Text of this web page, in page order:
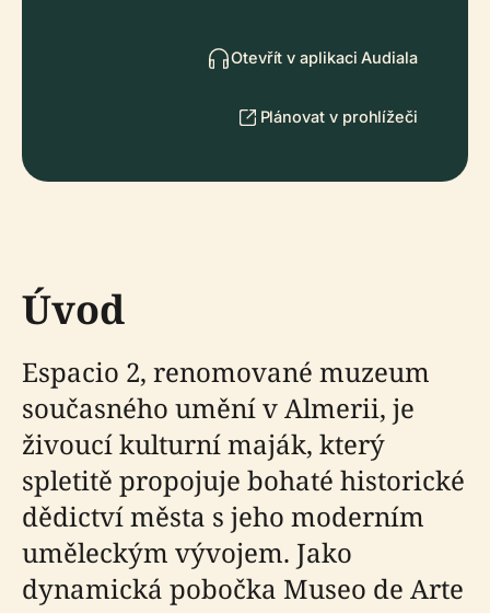
Otevřít v aplikaci Audiala
Plánovat v prohlížeči
Úvod
Espacio 2, renomované muzeum
současného umění v Almerii, je
živoucí kulturní maják, který
spletitě propojuje bohaté historické
dědictví města s jeho moderním
uměleckým vývojem. Jako
dynamická pobočka Museo de Arte